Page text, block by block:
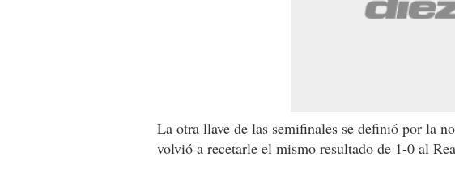
La otra llave de las semifinales se definió por la
volvió a recetarle el mismo resultado de 1-0 al